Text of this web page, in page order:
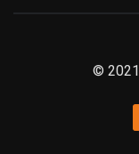
© 2021